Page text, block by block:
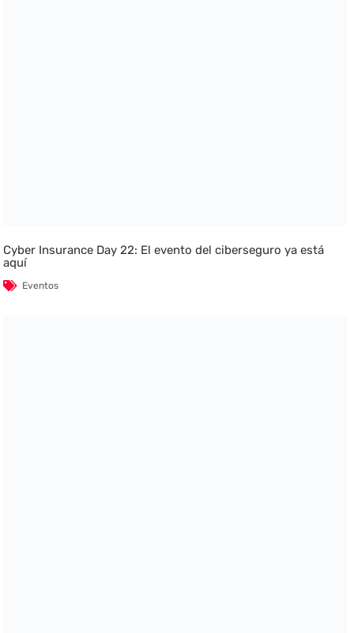
Cyber Insurance Day 22: El evento del ciberseguro ya está
aquí
Eventos